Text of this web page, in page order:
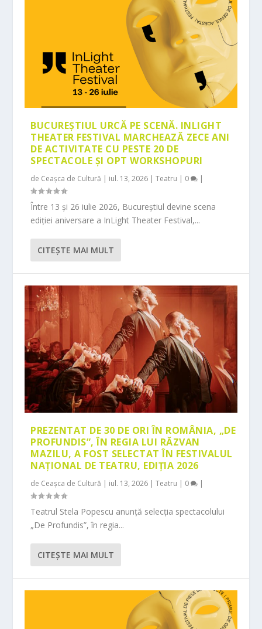
BUCUREȘTIUL URCĂ PE SCENĂ. INLIGHT
THEATER FESTIVAL MARCHEAZĂ ZECE ANI
DE ACTIVITATE CU PESTE 20 DE
SPECTACOLE ȘI OPT WORKSHOPURI
de Ceașca de Cultură | iul. 13, 2026 |Teatru | 0 |
Între 13 și 26 iulie 2026, Bucureștiul devine scena
ediției aniversare a InLight Theater Festival,...
CITEŞTE MAI MULT
PREZENTAT DE 30 DE ORI ÎN ROMÂNIA, „DE
PROFUNDIS”, ÎN REGIA LUI RĂZVAN
MAZILU, A FOST SELECTAT ÎN FESTIVALUL
NAȚIONAL DE TEATRU, EDIȚIA 2026
de Ceașca de Cultură | iul. 13, 2026 |Teatru | 0 |
Teatrul Stela Popescu anunță selecția spectacolului
„De Profundis”, în regia...
CITEŞTE MAI MULT